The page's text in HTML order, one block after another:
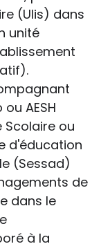
(Ulis) dans
unité
AESH
Scolaire ou
d'éducation
(Sessad)
de
dans le
à la